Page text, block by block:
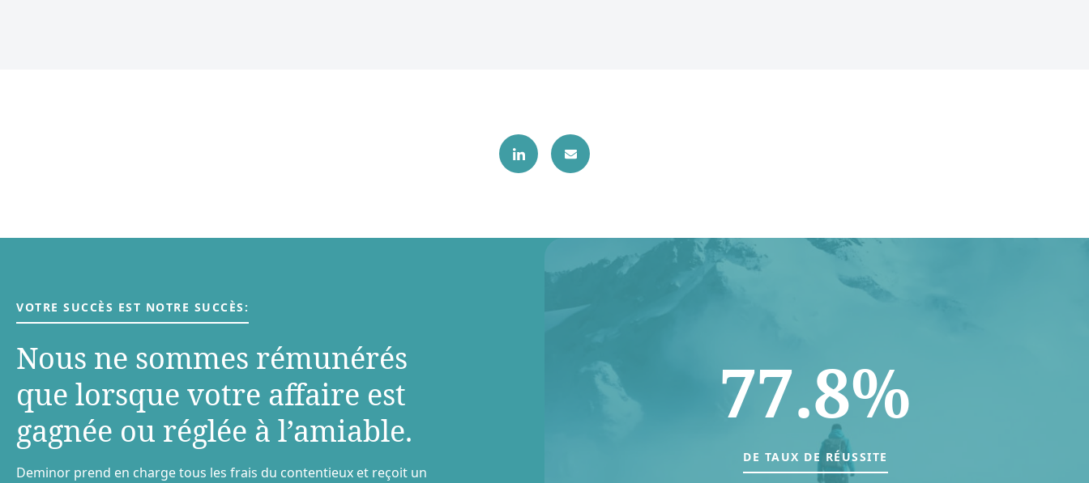
VOTRE SUCCÈS EST NOTRE SUCCÈS:
Nous ne sommes rémunérés
que lorsque votre aﬀaire est
gagnée ou réglée à l’amiable.
Deminor prend en charge tous les frais du contentieux et reçoit un
77.8%
DE TAUX DE RÉUSSITE